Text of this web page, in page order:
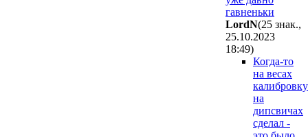
гавненьки
LordN(25 знак.,
25.10.2023
18:49)
Когда-то
на весах
калибровку
на
дипсвичах
сделал -